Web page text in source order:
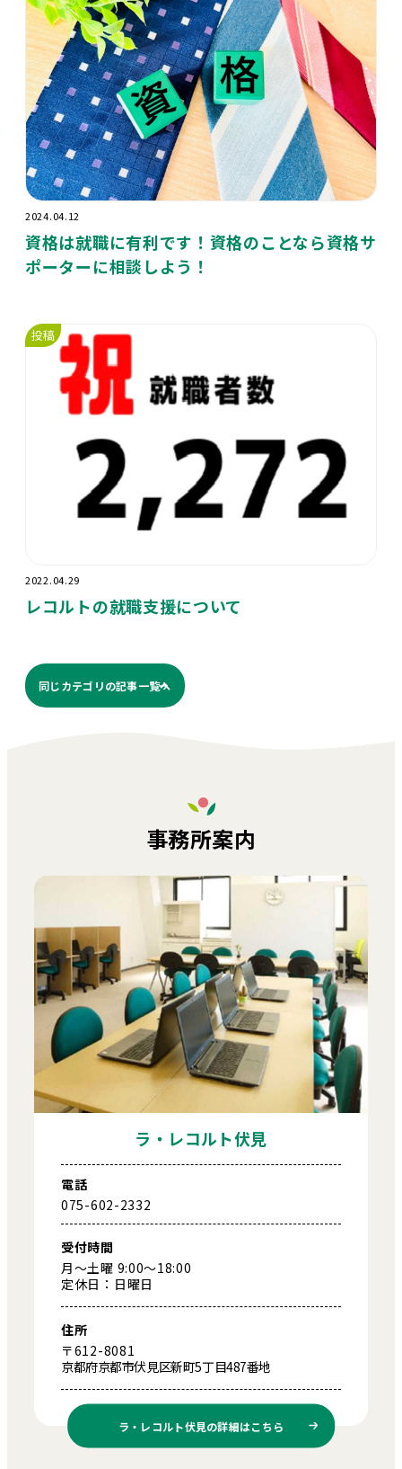
2024.04.12
資格は就職に有利です！資格のことなら資格サ
ポーターに相談しよう！
投稿
2022.04.29
レコルトの就職支援について
同じカテゴリの記事⼀覧へ
事務所案内
ラ・レコルト伏見
電話
075-602-2332
受付時間
月～土曜 9:00～18:00
定休日：日曜日
住所
〒612-8081
京都府京都市伏見区新町5丁目487番地
ラ・レコルト伏見の詳細はこちら